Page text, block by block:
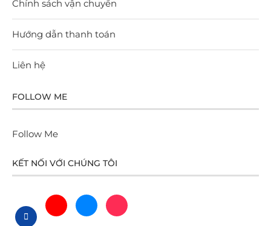
Chính sách vận chuyển
Hướng dẫn thanh toán
Liên hệ
FOLLOW ME
Follow Me
KẾT NỐI VỚI CHÚNG TÔI